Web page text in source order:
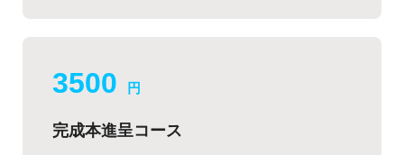
3500 円
完成本進呈コース